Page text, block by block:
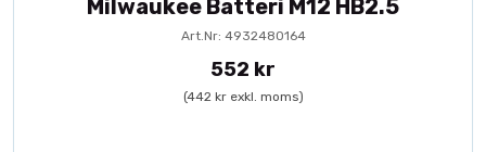
Milwaukee Batteri M12 HB2.5
Art.Nr: 4932480164
552 kr
(442 kr exkl. moms)